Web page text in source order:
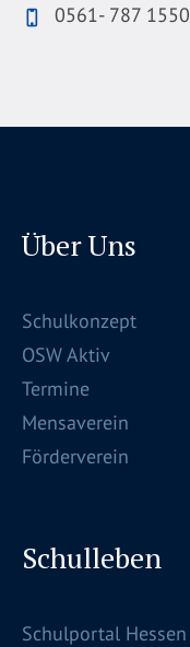
0561- 787 1550
Über Uns
Schulkonzept
OSW Aktiv
Termine
Mensaverein
Förderverein
Schulleben
Schulportal Hessen